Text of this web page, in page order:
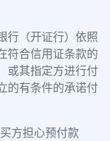
行（开证行）依照
符合信用证条款的
或其指定方进行付
的有条件的承诺付
方担心预付款